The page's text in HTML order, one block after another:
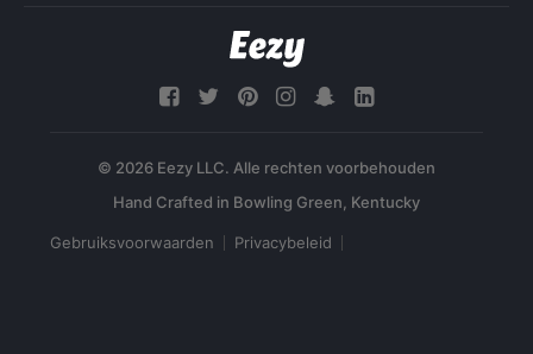
© 2026 Eezy LLC. Alle rechten voorbehouden
Gebruiksvoorwaarden Privacybeleid